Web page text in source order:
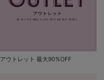
アウトレット 最大90%OFF